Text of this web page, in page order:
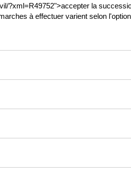
?xml=R49752">accepter la
à effectuer varient selon